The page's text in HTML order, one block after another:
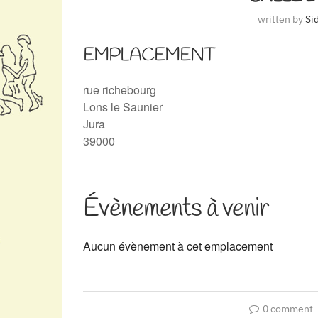
written by
EMPLACEMENT
rue richebourg
Lons le Saunier
Jura
39000
Évènements à venir
Aucun évènement à cet emplacement
0 comment